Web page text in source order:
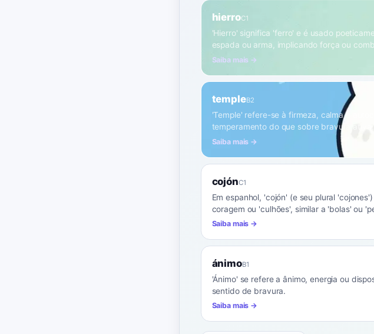
hierroC1
'Hierro' significa 'ferro' e é usado
espada ou arma, implicando força ou
Saiba mais →
templeB2
'Temple' refere-se à firmeza, calma e
temperamento do que sobre bravura ativa.
Saiba mais →
cojónC1
Em espanhol, 'cojón' (e seu plural
coragem ou 'culhões', similar a 'bolas' ou
Saiba mais →
ánimoB1
'Ánimo' se refere a ânimo, energia ou
sentido de bravura.
Saiba mais →